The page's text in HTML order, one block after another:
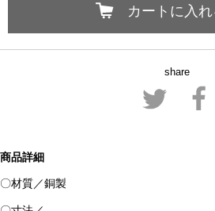
カートに入れ
share
商品詳細
〇材質／銅製